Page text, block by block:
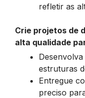
refletir as
Crie projetos de
alta qualidade
estruturas
Entregue
preciso